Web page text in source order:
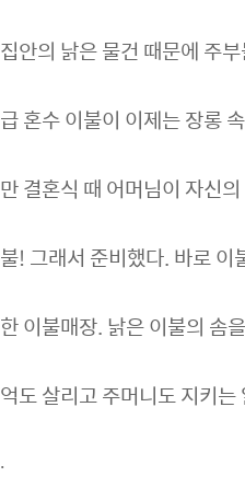
집안의 낡은 물건 때문에 주
급 혼수 이불이 이제는 장롱
만 결혼식 때 어머님이 자신
불! 그래서 준비했다. 바로 이
한 이불매장. 낡은 이불의 솜
억도 살리고 주머니도 지키
.